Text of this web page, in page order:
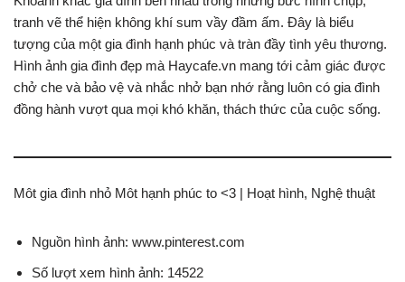
tranh vẽ thể hiện không khí sum vầy đầm ấm. Đây là biểu
tượng của một gia đình hạnh phúc và tràn đầy tình yêu thương.
Hình ảnh gia đình đẹp mà Haycafe.vn mang tới cảm giác được
chở che và bảo vệ và nhắc nhở bạn nhớ rằng luôn có gia đình
đồng hành vượt qua mọi khó khăn, thách thức của cuộc sống.
Môt gia đình nhỏ Môt hạnh phúc to <3 | Hoạt hình, Nghệ thuật
Nguồn hình ảnh: www.pinterest.com
Số lượt xem hình ảnh: 14522